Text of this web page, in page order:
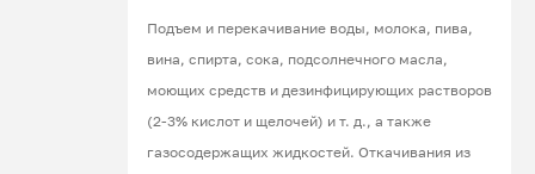
Подъем и перекачивание воды, молока, пива,
вина, спирта, сока, подсолнечного масла,
моющих средств и дезинфицирующих растворов
(2-3% кислот и щелочей) и т. д., а также
газосодержащих жидкостей. Откачивания из